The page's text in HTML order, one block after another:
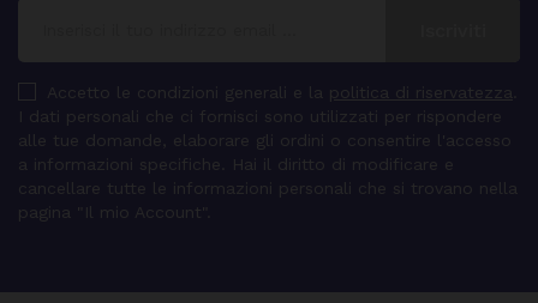
Accetto le condizioni generali e la politica di riservatezza
I dati personali che ci fornisci sono utilizzati per rispondere
alle tue domande, elaborare gli ordini o consentire l'accesso
a informazioni specifiche. Hai il diritto di modificare e
cancellare tutte le informazioni personali che si trovano nella
pagina "Il mio Account".